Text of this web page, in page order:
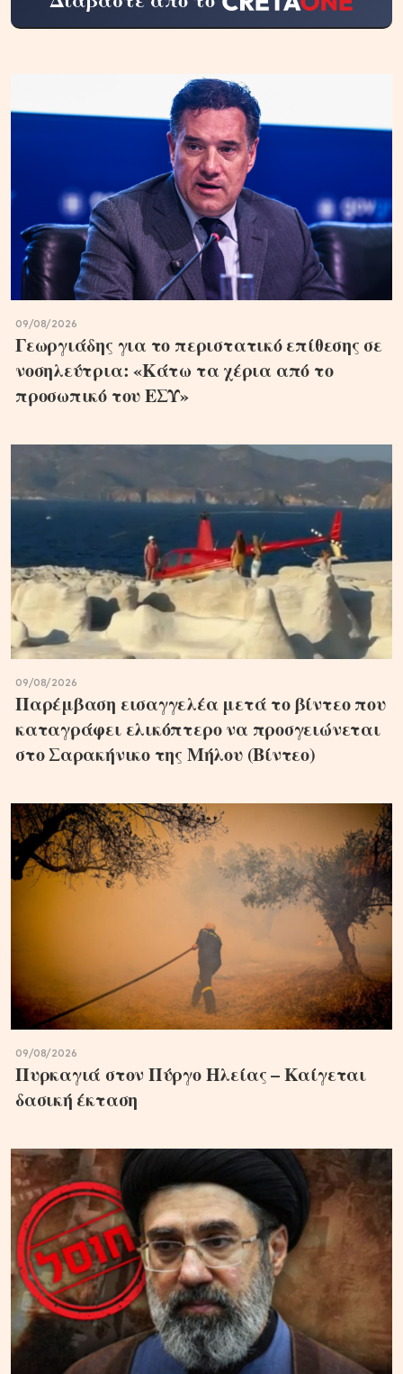
09/08/2026
Γεωργιάδης για το περιστατικό επίθεσης σε
νοσηλεύτρια: «Κάτω τα χέρια από το
προσωπικό του ΕΣΥ»
09/08/2026
Παρέμβαση εισαγγελέα μετά το βίντεο που
καταγράφει ελικόπτερο να προσγειώνεται
στο Σαρακήνικο της Μήλου (Βίντεο)
09/08/2026
Πυρκαγιά στον Πύργο Ηλείας – Καίγεται
δασική έκταση